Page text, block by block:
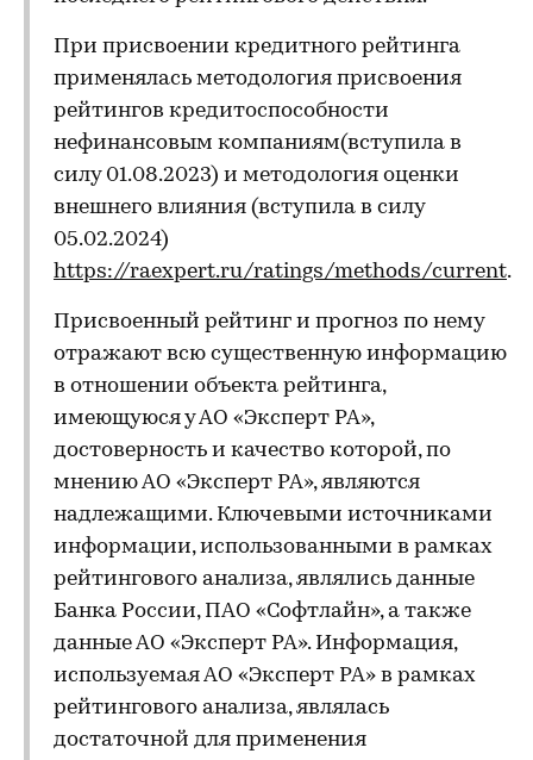
При присвоении кредитного рейтинга
применялась методология присвоения
рейтингов кредитоспособности
нефинансовым компаниям(вступила в
силу 01.08.2023) и методология оценки
внешнего влияния (вступила в силу
05.02.2024)
https://raexpert.ru/ratings/methods/current.
Присвоенный рейтинг и прогноз по нему
отражают всю существенную информацию
в отношении объекта рейтинга,
имеющуюся у АО «Эксперт РА»,
достоверность и качество которой, по
мнению АО «Эксперт РА», являются
надлежащими. Ключевыми источниками
информации, использованными в рамках
рейтингового анализа, являлись данные
Банка России, ПАО «Софтлайн», а также
данные АО «Эксперт РА». Информация,
используемая АО «Эксперт РА» в рамках
рейтингового анализа, являлась
достаточной для применения